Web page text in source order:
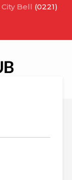
City Bell (0221)